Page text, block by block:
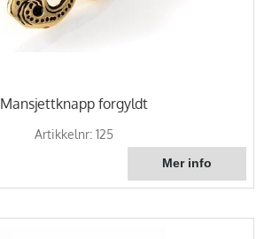
Mansjettknapp forgyldt
Artikkelnr: 125